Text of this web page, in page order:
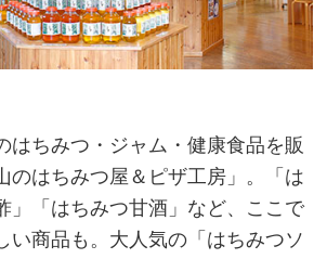
はちみつ・ジャム・健康食品を販
のはちみつ屋＆ピザ工房」。「は
」「はちみつ甘酒」など、ここで
い商品も。大人気の「はちみつソ